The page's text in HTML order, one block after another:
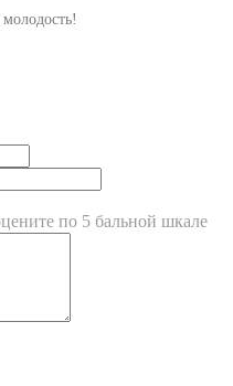
по 5 бальной шкале